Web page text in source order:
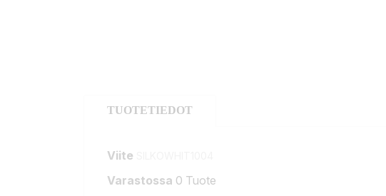
TUOTETIEDOT
Viite
Varastossa 0 Tuote